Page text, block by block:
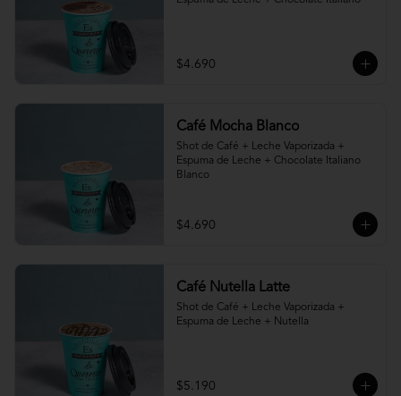
$4.690
Café Mocha Blanco
Shot de Café + Leche Vaporizada +
Espuma de Leche + Chocolate Italiano
Blanco
$4.690
Café Nutella Latte
Shot de Café + Leche Vaporizada +
Espuma de Leche + Nutella
$5.190